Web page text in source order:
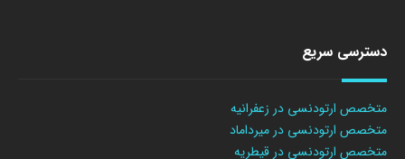
دسترسی سریع
متخصص ارتودنسی در زعفرانیه
متخصص ارتودنسی در میرداماد
متخصص ارتودنسی در قیطریه